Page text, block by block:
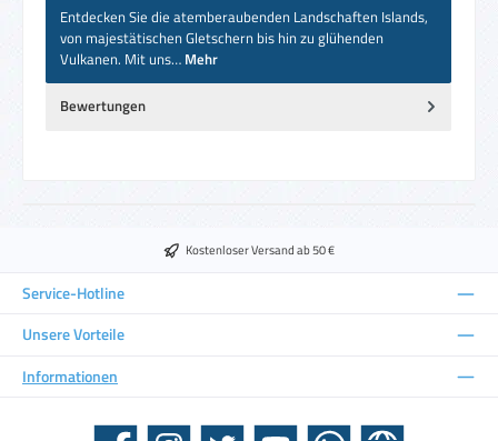
Entdecken Sie die atemberaubenden Landschaften Islands,
von majestätischen Gletschern bis hin zu glühenden
Vulkanen. Mit uns… Mehr
Bewertungen
Kostenloser Versand ab 50 €
Service-Hotline
Unsere Vorteile
Informationen